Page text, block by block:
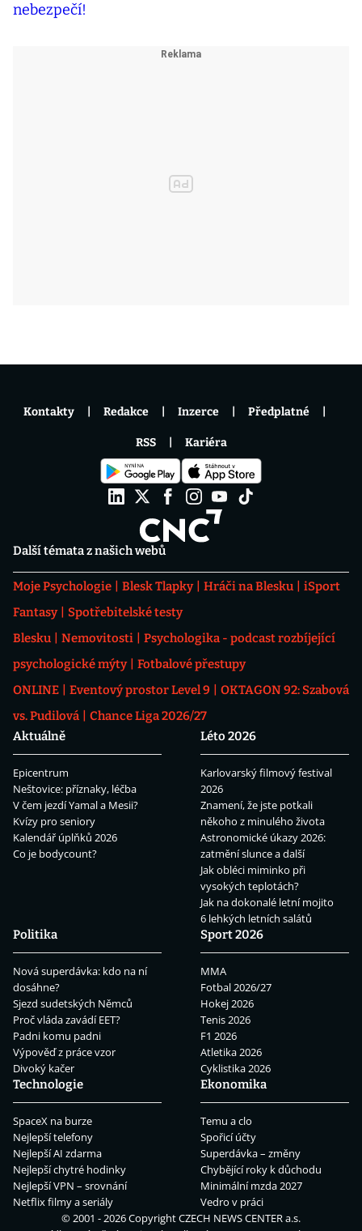
Další témata z našich webů
Moje Psychologie Blesk Tlapky Hráči na Blesku
iSport
Fantasy
Spotřebitelské testy
Blesku
Nemovitosti
Psychologika - podcast rozbíjející
psychologické mýty
Fotbalové přestupy
ONLINE
Eventový prostor Level 9
OKTAGON 92: Szabová
vs. Pudilová
Chance Liga 2026/27
Aktuálně
Epicentrum
Neštovice: příznaky, léčba
V čem jezdí Yamal a Mesii?
Kvízy pro seniory
Kalendář úplňků 2026
Co je bodycount?
Léto 2026
Karlovarský filmový festival
2026
Znamení, že jste potkali
někoho z minulého života
Astronomické úkazy 2026:
zatmění slunce a další
Jak obléci miminko při
vysokých teplotách?
Jak na dokonalé letní mojito
6 lehkých letních salátů
Politika
Nová superdávka: kdo na ní
dosáhne?
Sjezd sudetských Němců
Proč vláda zavádí EET?
Padni komu padni
Výpověď z práce vzor
Divoký kačer
Sport 2026
MMA
Fotbal 2026/27
Hokej 2026
Tenis 2026
F1 2026
Atletika 2026
Cyklistika 2026
Technologie
SpaceX na burze
Nejlepší telefony
Nejlepší AI zdarma
Nejlepší chytré hodinky
Nejlepší VPN – srovnání
Netflix filmy a seriály
Ekonomika
Temu a clo
Spořicí účty
Superdávka – změny
Chybějící roky k důchodu
Minimální mzda 2027
Vedro v práci
Kontakty Redakce Inzerce Předplatné
RSS Kariéra
© 2001 - 2026 CopyrightCZECH NEWS CENTER a.s.